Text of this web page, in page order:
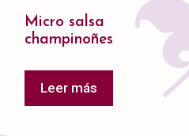
Micro salsa
champinoñes
Leer más